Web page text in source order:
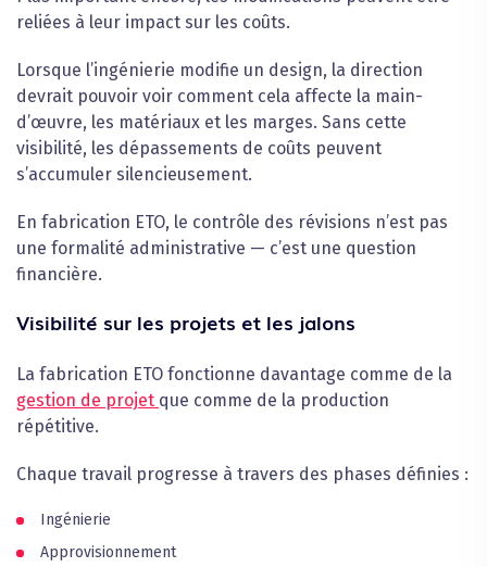
reliées à leur impact sur les coûts.
Lorsque l’ingénierie modifie un design, la direction
devrait pouvoir voir comment cela affecte la main-
d’œuvre, les matériaux et les marges. Sans cette
visibilité, les dépassements de coûts peuvent
s’accumuler silencieusement.
En fabrication ETO, le contrôle des révisions n’est pas
une formalité administrative — c’est une question
financière.
Visibilité sur les projets et les jalons
La fabrication ETO fonctionne davantage comme de la
gestion de projet que comme de la production
répétitive.
Chaque travail progresse à travers des phases définies :
Ingénierie
Approvisionnement